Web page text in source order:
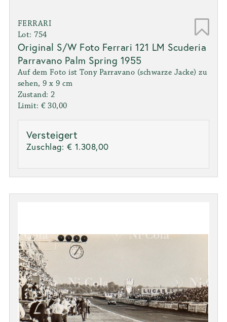
FERRARI
Lot: 754
Original S/W Foto Ferrari 121 LM Scuderia
Parravano Palm Spring 1955
Auf dem Foto ist Tony Parravano (schwarze Jacke) zu
sehen, 9 x 9 cm
Zustand: 2
Limit: € 30,00
Versteigert
Zuschlag: € 1.308,00